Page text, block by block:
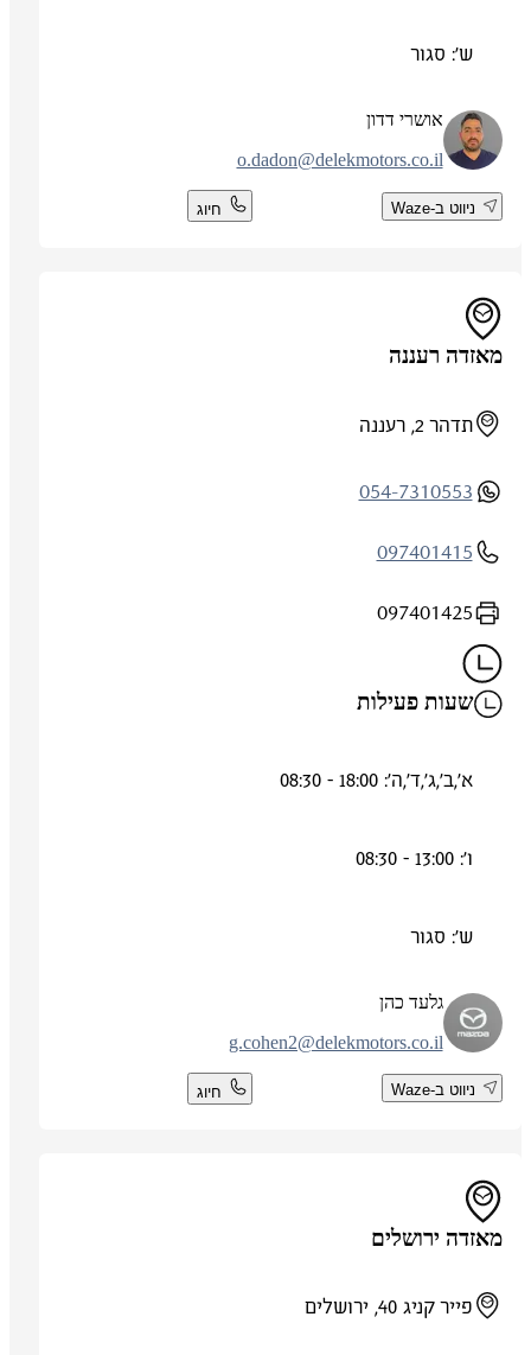
ש': סגור
אושרי דדון
o.dadon@delekmotors.co.il
ניווט ב-Waze חיוג
מאזדה רעננה
תדהר 2, רעננה
054-7310553
097401415
097401425
שעות פעילות
א',ב',ג',ד',ה': 18:00 - 08:30
ש': סגור
גלעד כהן
g.cohen2@delekmotors.co.il
ניווט ב-Waze חיוג
מאזדה ירושלים
פייר קניג 40, ירושלים